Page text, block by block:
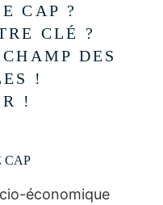
CAP ?
CLÉ ?
DES
!
!
CAP
économique